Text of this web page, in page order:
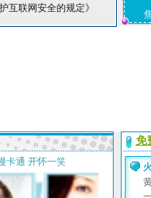
互联网安全的规定》